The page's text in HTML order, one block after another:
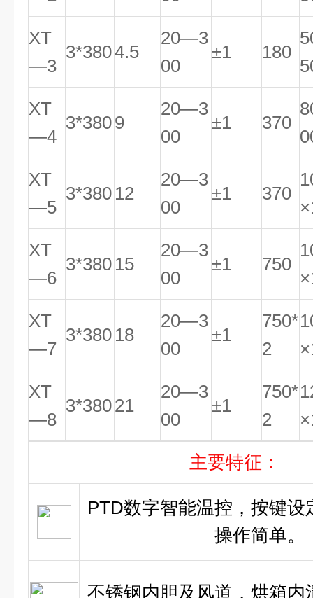
XT
—3
3*3804.5
20—3
00
±1 180
XT
—4
3*3809
20—3
00
±1 370
XT
—5
3*380 12
20—3
00
±1 370
XT
—6
3*380 15
20—3
00
±1 750
XT
—7
3*380 18
20—3
00
±1
750*
2
XT
—8
3*38021
20—3
00
±1
750*
2
主要特征：
PTD数字智能温控，按键设
操作简单。
不锈钢内胆及风道，烘箱内